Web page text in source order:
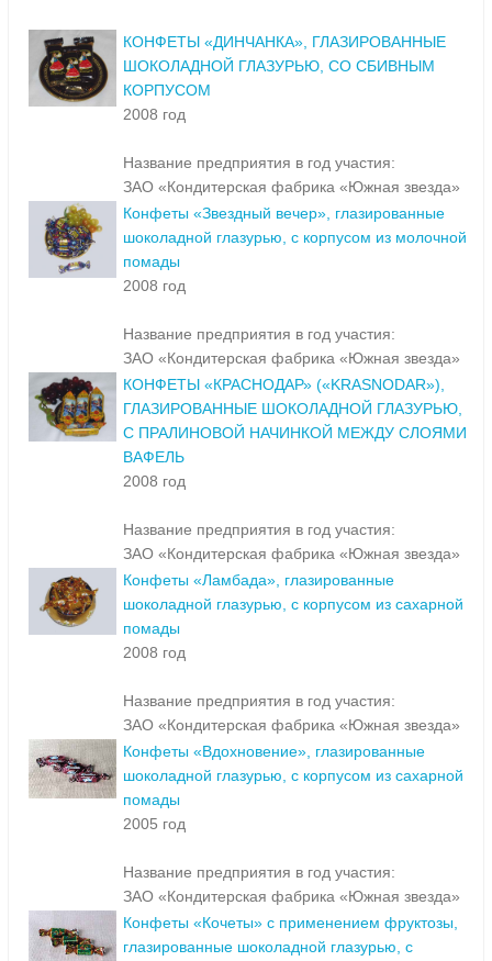
КОНФЕТЫ «ДИНЧАНКА», ГЛАЗИРОВАННЫЕ
ШОКОЛАДНОЙ ГЛАЗУРЬЮ, СО СБИВНЫМ
КОРПУСОМ
2008 год
Название предприятия в год участия:
ЗАО «Кондитерская фабрика «Южная звезда»
Конфеты «Звездный вечер», глазированные
шоколадной глазурью, с корпусом из молочной
помады
2008 год
Название предприятия в год участия:
ЗАО «Кондитерская фабрика «Южная звезда»
КОНФЕТЫ «КРАСНОДАР» («KRASNODAR»),
ГЛАЗИРОВАННЫЕ ШОКОЛАДНОЙ ГЛАЗУРЬЮ,
С ПРАЛИНОВОЙ НАЧИНКОЙ МЕЖДУ СЛОЯМИ
ВАФЕЛЬ
2008 год
Название предприятия в год участия:
ЗАО «Кондитерская фабрика «Южная звезда»
Конфеты «Ламбада», глазированные
шоколадной глазурью, с корпусом из сахарной
помады
2008 год
Название предприятия в год участия:
ЗАО «Кондитерская фабрика «Южная звезда»
Конфеты «Вдохновение», глазированные
шоколадной глазурью, с корпусом из сахарной
помады
2005 год
Название предприятия в год участия:
ЗАО «Кондитерская фабрика «Южная звезда»
Конфеты «Кочеты» с применением фруктозы,
глазированные шоколадной глазурью, с